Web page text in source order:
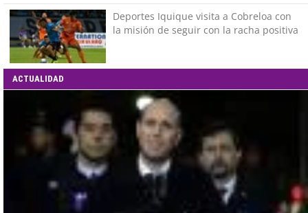
Deportes Iquique visita a Cobreloa con
la misión de seguir con la racha positiva
ACTUALIDAD